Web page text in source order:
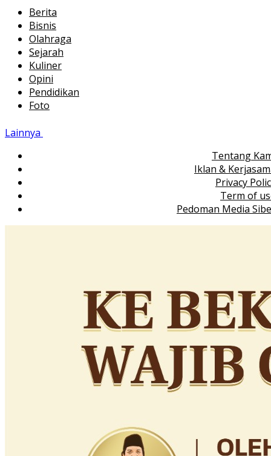
Berita
Bisnis
Olahraga
Sejarah
Kuliner
Opini
Pendidikan
Foto
Lainnya
Tentang
Iklan &
Privacy
Term of
Pedoman Media